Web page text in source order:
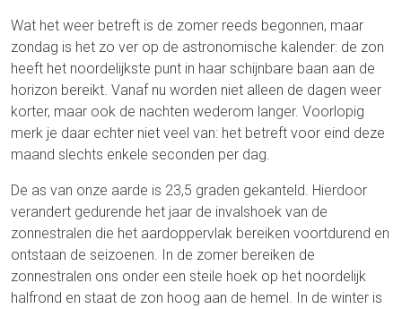
Wat het weer betreft is de zomer reeds begonnen, maar
zondag is het zo ver op de astronomische kalender: de zon
heeft het noordelijkste punt in haar schijnbare baan aan de
horizon bereikt. Vanaf nu worden niet alleen de dagen weer
korter, maar ook de nachten wederom langer. Voorlopig
merk je daar echter niet veel van: het betreft voor eind deze
maand slechts enkele seconden per dag.
De as van onze aarde is 23,5 graden gekanteld. Hierdoor
verandert gedurende het jaar de invalshoek van de
zonnestralen die het aardoppervlak bereiken voortdurend en
ontstaan de seizoenen. In de zomer bereiken de
zonnestralen ons onder een steile hoek op het noordelijk
halfrond en staat de zon hoog aan de hemel. In de winter is